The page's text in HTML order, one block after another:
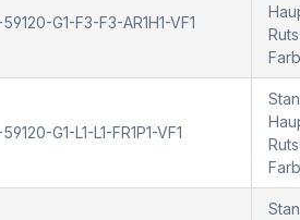
G1-F3-F3-AR1H1-VF1
G1-L1-L1-FR1P1-VF1